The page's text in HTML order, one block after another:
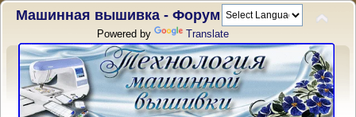
Машинная вышивка - Форум
Powered by Translate